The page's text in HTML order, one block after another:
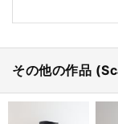
その他の作品